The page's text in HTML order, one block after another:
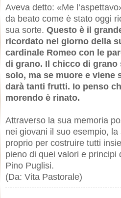
Aveva detto: «Me
da beato come è stato oggi
sua sorte. Questo è il
ricordato nel giorno della
cardinale Romeo con le
di grano. Il chicco di grano
solo, ma se muore e viene
darà tanti frutti. Io penso
morendo è rinato.
Attraverso la sua memoria
nei giovani il suo esempio,
proprio per costruire tutti
pieno di quei valori e principi
Pino Puglisi.
(Da: Vita Pastorale)